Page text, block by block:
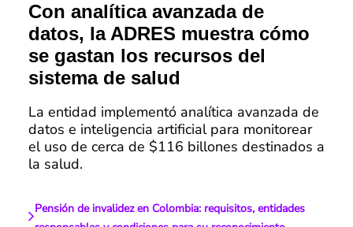
Con analítica avanzada de
datos, la ADRES muestra cómo
se gastan los recursos del
sistema de salud
La entidad implementó analítica avanzada de
datos e inteligencia artificial para monitorear
el uso de cerca de $116 billones destinados a
la salud.
Pensión de invalidez en Colombia: requisitos, entidades